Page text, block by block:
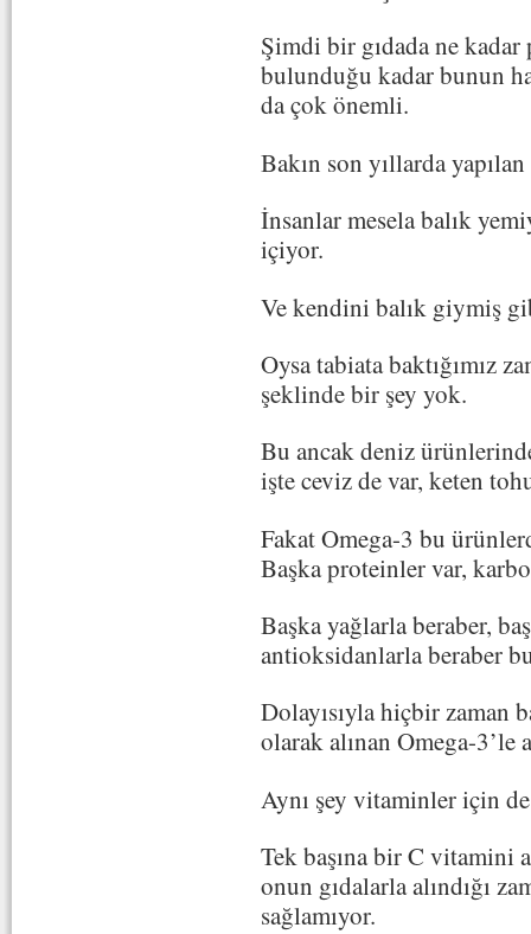
Şimdi bir gıdada ne
bulunduğu kadar bunun
da çok önemli.
Bakın son yıllarda
İnsanlar mesela balık
içiyor.
Ve kendini balık giymiş
Oysa tabiata baktığımız
şeklinde bir şey yok.
Bu ancak deniz
işte ceviz de var, keten
Fakat Omega-3 bu
Başka proteinler var,
Başka yağlarla beraber,
antioksidanlarla beraber
Dolayısıyla hiçbir zaman
olarak alınan Omega-
Aynı şey vitaminler için
Tek başına bir C vitamini
onun gıdalarla alındığı
sağlamıyor.